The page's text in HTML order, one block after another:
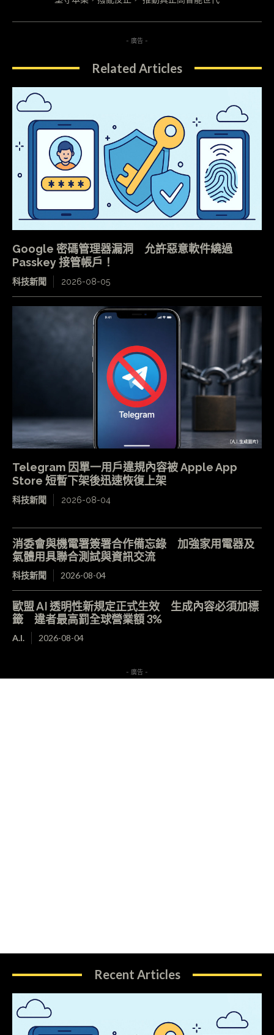
- 廣告 -
Related Articles
Google 密碼管理器漏洞 允許惡意軟件繞過
Passkey 接管帳戶！
科技新聞 2026-08-05
Telegram 因單一用戶違規內容被 Apple App
Store 短暫下架後迅速恢復上架
科技新聞 2026-08-04
消委會與機電署簽署合作備忘錄 加強家用電器及
氣體用具聯合測試與資訊交流
科技新聞 2026-08-04
歐盟 AI 透明性新規定正式生效 生成內容必須加標
籤 違者最高罰全球營業額 3%
A.I. 2026-08-04
- 廣告 -
Recent Articles